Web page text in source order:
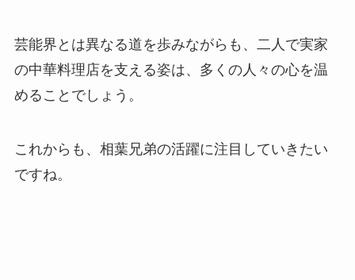
芸能界とは異なる道を歩みながらも、二人で実家
の中華料理店を支える姿は、多くの人々の心を温
めることでしょう。
これからも、相葉兄弟の活躍に注目していきたい
ですね。